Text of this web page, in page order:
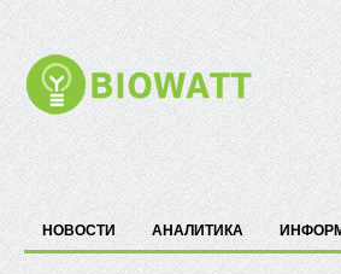
НОВОСТИ АНАЛИТИКА